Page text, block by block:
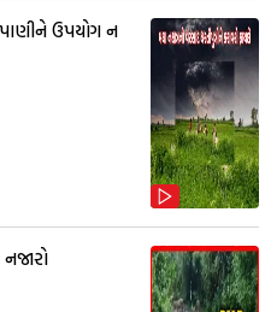
ઉપયોગ ન